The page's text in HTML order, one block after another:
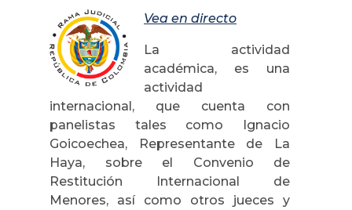
Vea en directo
La actividad
académica, es una
actividad
internacional, que cuenta con
panelistas tales como Ignacio
Goicoechea, Representante de La
Haya, sobre el Convenio de
Restitución Internacional de
Menores, así como otros jueces y